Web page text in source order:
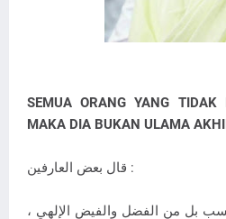
SEMUA ORANG YANG
MAKA DIA BUKAN ULAMA
قال بعض العارفين :
بل من الفضل والفيض الإلهي ،